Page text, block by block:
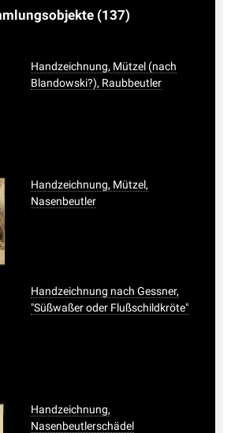
(137)
Handzeichnung, Mützel (nach
Blandowski?), Raubbeutler
Handzeichnung, Mützel,
Nasenbeutler
Handzeichnung nach Gessner,
"Süßwaßer oder Flußschildkröte"
Handzeichnung,
Nasenbeutlerschädel